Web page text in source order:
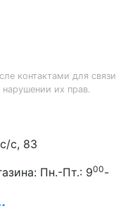
контактами для связи
их прав.
с, 83
Пн.-Пт.: 900-